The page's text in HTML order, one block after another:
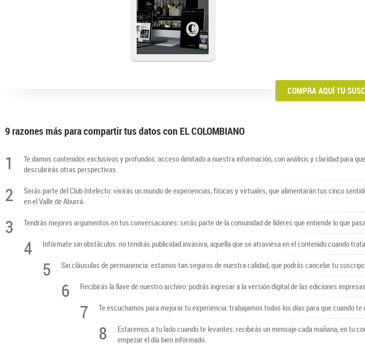
COMPRA AQUÍ TU
9 razones más para compartir tus datos con EL COLOMBIANO
1
Te damos contenidos exclusivos y profundos: acceso ilimitado a nuestra información, con análisis y claridad para
descubrirás otras perspectivas.
2
Serás parte del Club Intelecto: vivirás un mundo de experiencias, físicas y virtuales, que alimentarán tus cinco
en el Valle de Aburrá.
3 Tendrás mejores argumentos en tus conversaciones: serás parte de la comunidad de líderes que entiende lo que
4 Infórmate sin obstáculos: no tendrás publicidad invasiva, aquella que se atraviesa en el contenido cuando
5 Sin cláusulas de permanencia: estamos tan seguros de nuestra calidad, que podrás cancelar tu
6 Recibirás la llave de nuestro archivo: podrás ingresar a la versión digital de las ediciones
7 Te escuchamos para mejorar tu experiencia: trabajamos todos los días para que cuando
8
Estaremos a tu lado cuando te levantes: recibirás un mensaje cada mañana, en
empezar el día bien informado.